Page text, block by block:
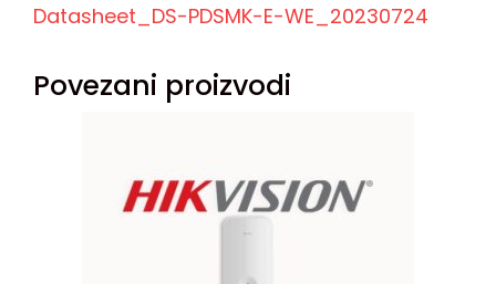
Datasheet_DS-PDSMK-E-WE_20230724
Povezani proizvodi